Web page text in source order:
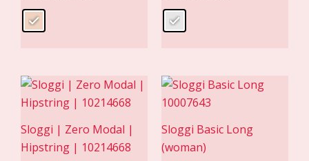
Sloggi | Zero Modal |
Hipstring | 10214668
Sloggi Basic Long
(woman)